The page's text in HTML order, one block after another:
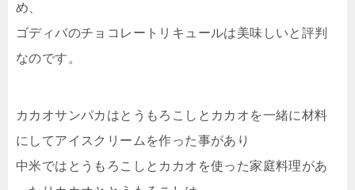
め、
ゴディバのチョコレートリキュールは美味しいと評判
なのです。
カカオサンパカはとうもろこしとカカオを一緒に材料
にしてアイスクリームを作った事があり
中米ではとうもろこしとカカオを使った家庭料理があ